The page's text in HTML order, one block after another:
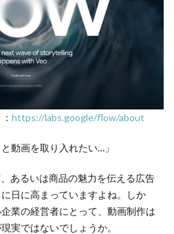
https://labs.google/flow/about
動画を取り入れたい…」
あるいは商品の魅力を伝える広告
日に高まっていますよね。しか
業の経営者にとって、動画制作は
実ではないでしょうか。